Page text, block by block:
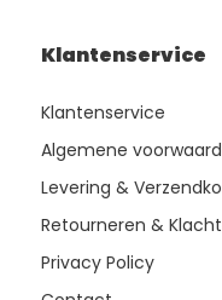
Klantenservice
Klantenservice
Algemene
Levering &
Retourneren &
Privacy Policy